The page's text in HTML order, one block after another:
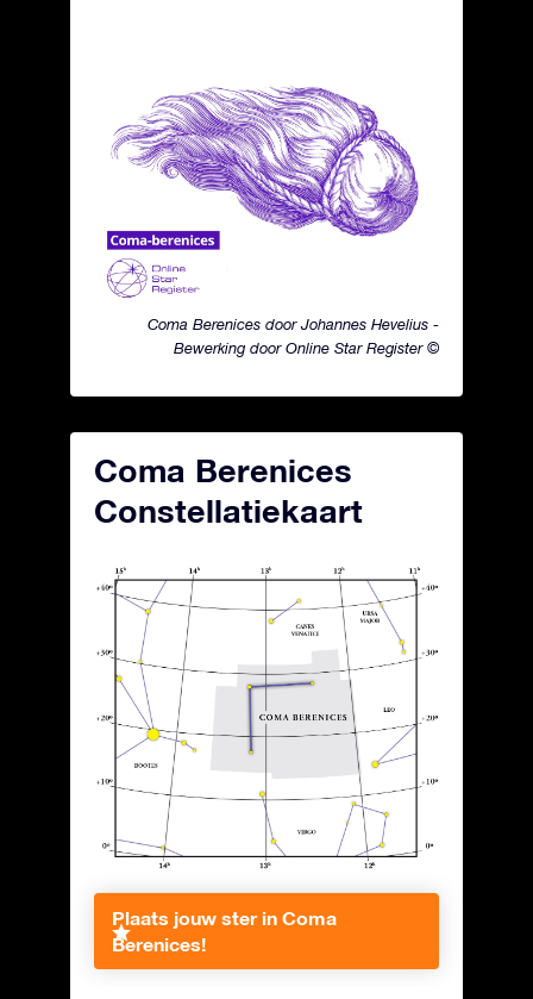
Coma Berenices door Johannes Hevelius -
Bewerking door Online Star Register ©
Coma Berenices
Constellatiekaart
Plaats jouw ster in Coma
Berenices!